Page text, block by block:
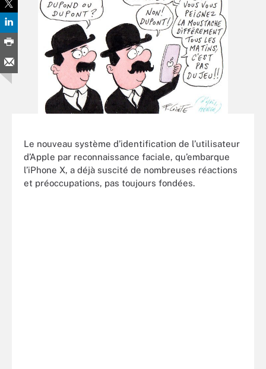
Le nouveau système d’identification de l’utilisateur
d’Apple par reconnaissance faciale, qu’embarque
l’iPhone X, a déjà suscité de nombreuses réactions
et préoccupations, pas toujours fondées.